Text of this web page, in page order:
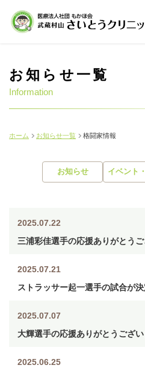
お知らせ一覧
Information
ホーム お知らせ一覧 格闘家情報
お知らせ イベント
2025.07.22
三浦彩佳選手の応援ありがとう
2025.07.21
ストラッサー起一選手の試合が
2025.07.07
大輝選手の応援ありがとうござ
2025.06.25